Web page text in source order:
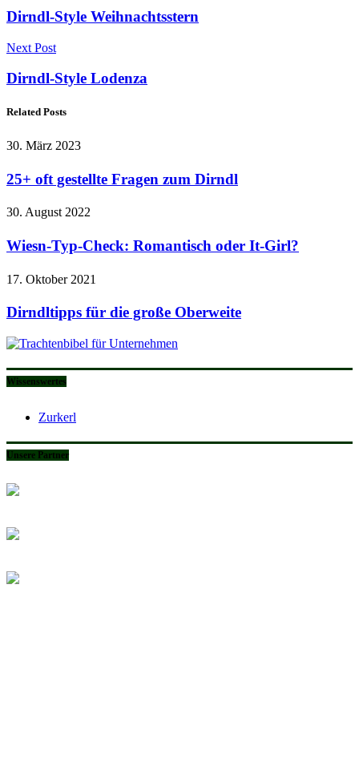
Dirndl-Style Weihnachtsstern
Next Post
Dirndl-Style Lodenza
Related Posts
30. März 2023
25+ oft gestellte Fragen zum Dirndl
30. August 2022
Wiesn-Typ-Check: Romantisch oder It-Girl?
17. Oktober 2021
Dirndltipps für die große Oberweite
Wissenswertes
Zurkerl
Unsere Partner